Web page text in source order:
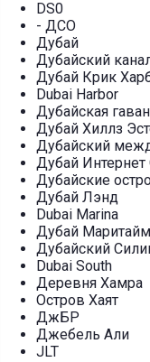
DS0
- ДСО
Дубай
Дубайский
Дубай Крик
Dubai Harbor
Дубайская
Дубай Хиллз
Дубайский
Дубай Интернет
Дубайские
Дубай Лэнд
Dubai Marina
Дубай
Дубайский
Dubai South
Деревня Хамра
Остров Хаят
ДжБР
Джебель Али
JLT